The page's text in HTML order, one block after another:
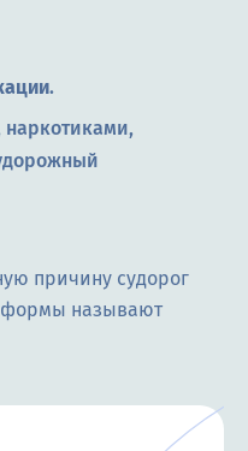
.
наркотиками,
причину судорог
формы называют